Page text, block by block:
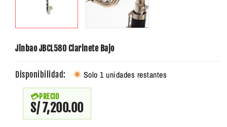
Jinbao JBCL580 Clarinete Bajo
Disponibilidad: Solo 1 unidades restantes
PRECIO
S/ 7,200.00